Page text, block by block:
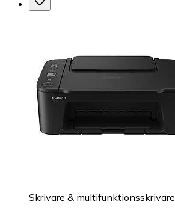
Skrivare & multifunktionsskrivare